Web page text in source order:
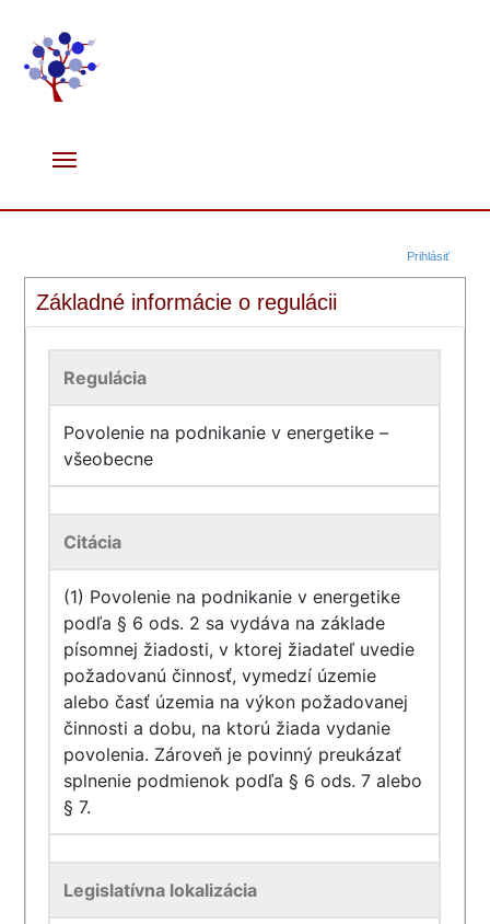
Prihlásiť
Základné informácie o regulácii
Regulácia
Povolenie na podnikanie v energetike –
všeobecne
Citácia
(1) Povolenie na podnikanie v energetike
podľa § 6 ods. 2 sa vydáva na základe
písomnej žiadosti, v ktorej žiadateľ uvedie
požadovanú činnosť, vymedzí územie
alebo časť územia na výkon požadovanej
činnosti a dobu, na ktorú žiada vydanie
povolenia. Zároveň je povinný preukázať
splnenie podmienok podľa § 6 ods. 7 alebo
§ 7.
Legislatívna lokalizácia